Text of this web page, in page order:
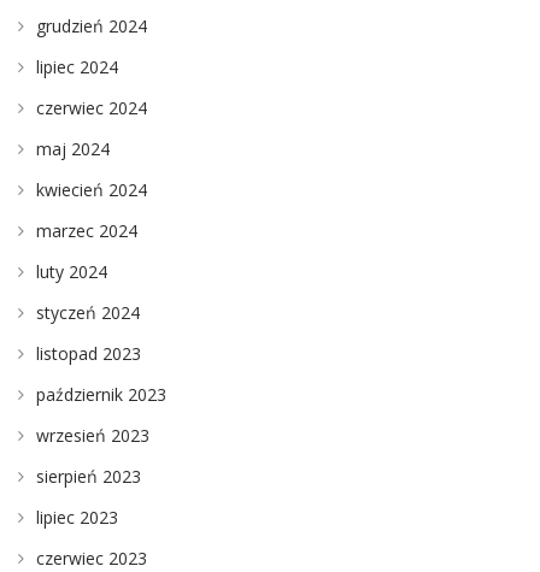
grudzień 2024
lipiec 2024
czerwiec 2024
maj 2024
kwiecień 2024
marzec 2024
luty 2024
styczeń 2024
listopad 2023
październik 2023
wrzesień 2023
sierpień 2023
lipiec 2023
czerwiec 2023